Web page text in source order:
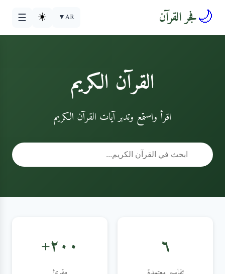
🌙فجر القرآن AR
▼
☀️
☰
القرآن الكريم
اقرأ واستمع وتدبر آيات القرآن الكريم
٦ ٢٠٠+